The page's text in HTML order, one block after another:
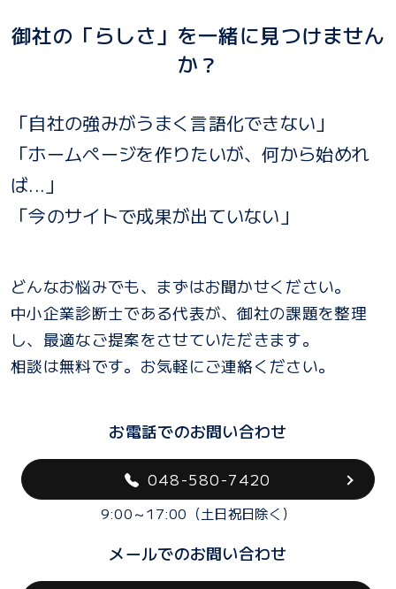
御社の「らしさ」を一緒に見つけません
か？
「自社の強みがうまく言語化できない」
「ホームページを作りたいが、何から始めれ
ば...」
「今のサイトで成果が出ていない」
どんなお悩みでも、まずはお聞かせください。
中小企業診断士である代表が、御社の課題を整理
し、最適なご提案をさせていただきます。
相談は無料です。お気軽にご連絡ください。
お電話でのお問い合わせ
048-580-7420
9:00～17:00（土日祝日除く）
メールでのお問い合わせ